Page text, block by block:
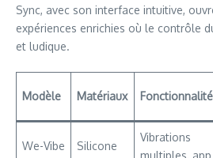
Sync, avec son interface intuitive,
expériences enrichies où le contrôle
et ludique.
Modèle Matériaux
We-Vibe
Silicone
Vibrations